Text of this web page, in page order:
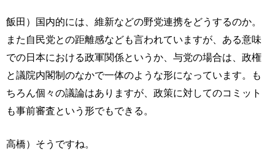
飯田）国内的には、維新などの野党連携をどうするのか。
また自民党との距離感なども言われていますが、ある意味
での日本における政軍関係というか、与党の場合は、政権
と議院内閣制のなかで一体のような形になっています。も
ちろん個々の議論はありますが、政策に対してのコミット
も事前審査という形でもできる。
高橋）そうですね。